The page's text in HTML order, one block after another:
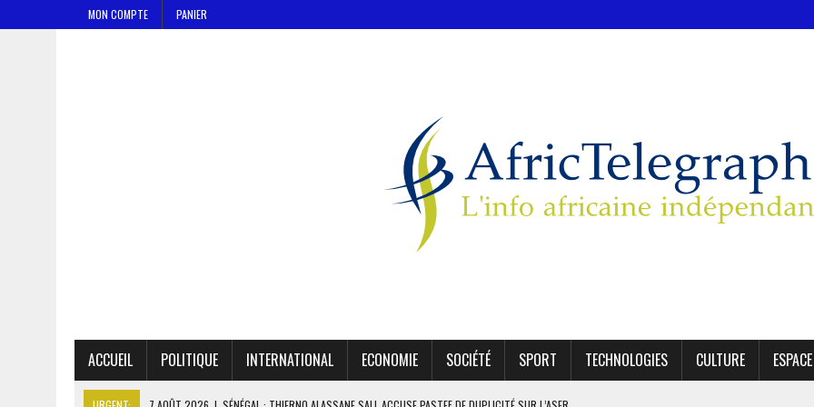
MON COMPTE PANIER
ACCUEIL POLITIQUE INTERNATIONAL ECONOMIE SOCIÉTÉ SPORT TECHNOLOGIES CULTURE